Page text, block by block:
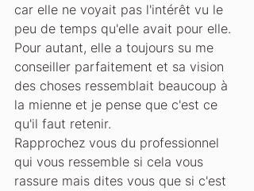
car elle ne voyait pas l'intérêt vu le
peu de temps qu'elle avait pour elle.
Pour autant, elle a toujours su me
conseiller parfaitement et sa vision
des choses ressemblait beaucoup à
la mienne et je pense que c'est ce
qu'il faut retenir.
Rapprochez vous du professionnel
qui vous ressemble si cela vous
rassure mais dites vous que si c'est